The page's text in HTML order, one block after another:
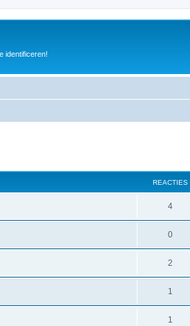
identificeren!
REACTIES
4
0
2
1
1